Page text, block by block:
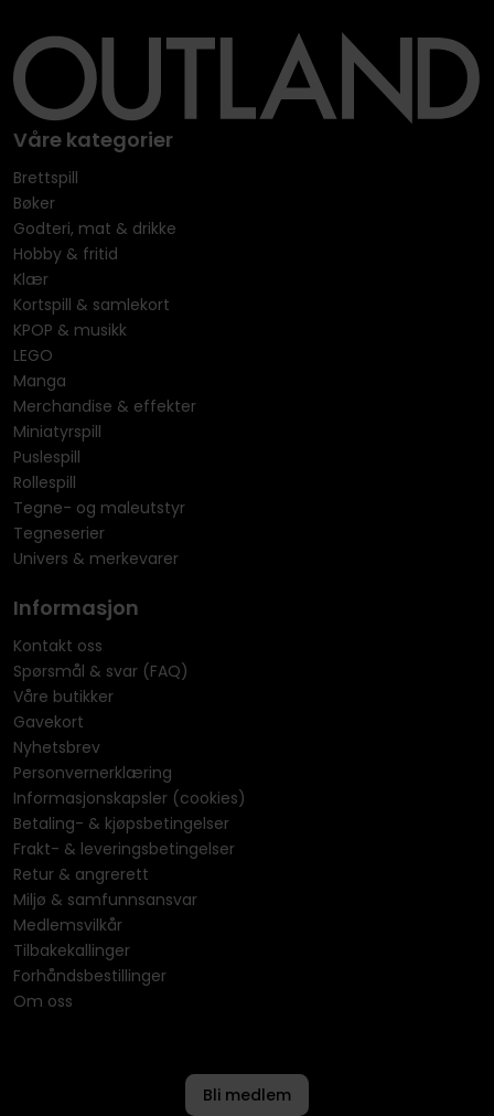
Våre kategorier
Brettspill
Bøker
Godteri, mat & drikke
Hobby & fritid
Klær
Kortspill & samlekort
KPOP & musikk
LEGO
Manga
Merchandise & effekter
Miniatyrspill
Puslespill
Rollespill
Tegne- og maleutstyr
Tegneserier
Univers & merkevarer
Informasjon
Kontakt oss
Spørsmål & svar (FAQ)
Våre butikker
Gavekort
Nyhetsbrev
Personvernerklæring
Informasjonskapsler (cookies)
Betaling- & kjøpsbetingelser
Frakt- & leveringsbetingelser
Retur & angrerett
Miljø & samfunnsansvar
Medlemsvilkår
Tilbakekallinger
Forhåndsbestillinger
Om oss
Bli medlem